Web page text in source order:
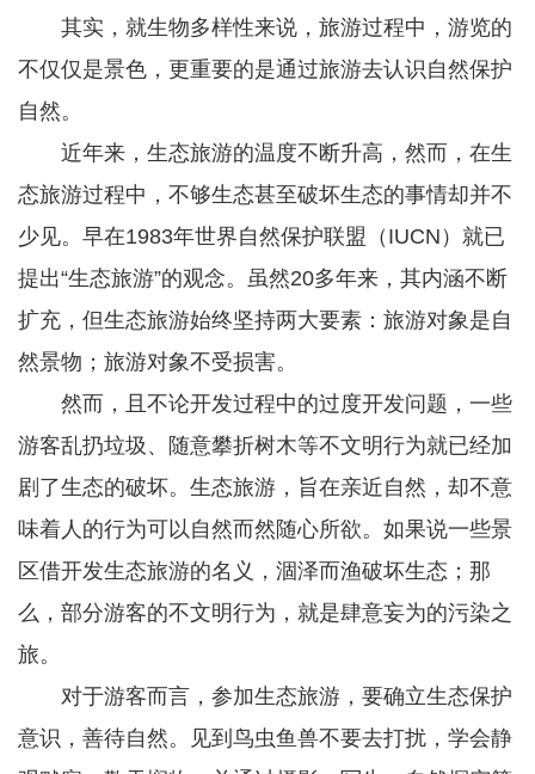
其实，就生物多样性来说，旅游过程中，游览的
不仅仅是景色，更重要的是通过旅游去认识自然保护
自然。
近年来，生态旅游的温度不断升高，然而，在生
态旅游过程中，不够生态甚至破坏生态的事情却并不
少见。早在1983年世界自然保护联盟（IUCN）就已
提出“生态旅游”的观念。虽然20多年来，其内涵不断
扩充，但生态旅游始终坚持两大要素：旅游对象是自
然景物；旅游对象不受损害。
然而，且不论开发过程中的过度开发问题，一些
游客乱扔垃圾、随意攀折树木等不文明行为就已经加
剧了生态的破坏。生态旅游，旨在亲近自然，却不意
味着人的行为可以自然而然随心所欲。如果说一些景
区借开发生态旅游的名义，涸泽而渔破坏生态；那
么，部分游客的不文明行为，就是肆意妄为的污染之
旅。
对于游客而言，参加生态旅游，要确立生态保护
意识，善待自然。见到鸟虫鱼兽不要去打扰，学会静